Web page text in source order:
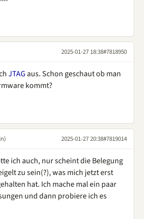
2025-01-27 18:38#7818950
JTAGaus. Schon geschaut ob man
kommt?
2025-01-27 20:38#7819014
ich auch, nur scheint die Belegung
zu sein(?), was mich jetzt erst
hat. Ich mache mal ein paar
und dann probiere ich es